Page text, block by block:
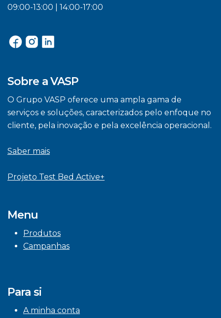
09:00-13:00 | 14:00-17:00
Sobre a VASP
O Grupo VASP oferece uma ampla gama de
serviços e soluções, caracterizados pelo enfoque no
cliente, pela inovação e pela excelência operacional.
Saber mais
Projeto Test Bed Active+
Menu
Produtos
Campanhas
Para si
A minha conta